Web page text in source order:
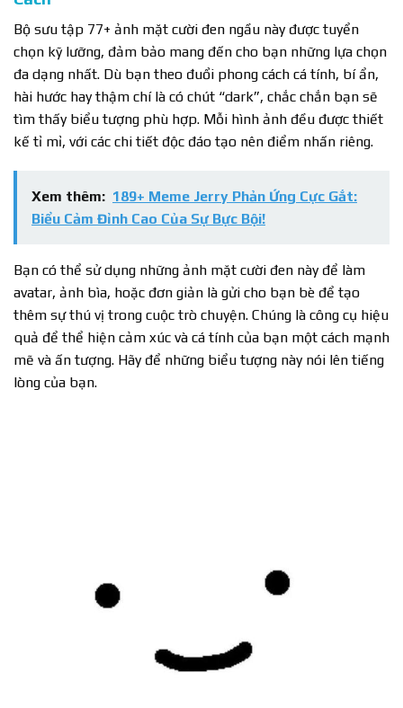
Bộ sưu tập 77+ ảnh mặt cười đen ngầu này được tuyển
chọn kỹ lưỡng, đảm bảo mang đến cho bạn những lựa chọn
đa dạng nhất. Dù bạn theo đuổi phong cách cá tính, bí ẩn,
hài hước hay thậm chí là có chút “dark”, chắc chắn bạn sẽ
tìm thấy biểu tượng phù hợp. Mỗi hình ảnh đều được thiết
kế tỉ mỉ, với các chi tiết độc đáo tạo nên điểm nhấn riêng.
Xem thêm: 189+ Meme Jerry Phản Ứng Cực Gắt:
Biểu Cảm Đỉnh Cao Của Sự Bực Bội!
Bạn có thể sử dụng những ảnh mặt cười đen này để làm
avatar, ảnh bìa, hoặc đơn giản là gửi cho bạn bè để tạo
thêm sự thú vị trong cuộc trò chuyện. Chúng là công cụ hiệu
quả để thể hiện cảm xúc và cá tính của bạn một cách mạnh
mẽ và ấn tượng. Hãy để những biểu tượng này nói lên tiếng
lòng của bạn.